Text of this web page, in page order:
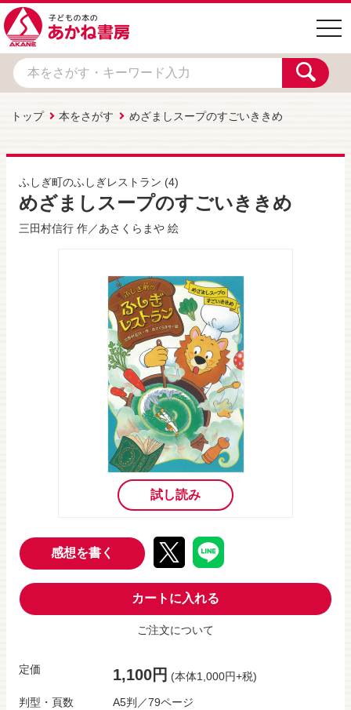
トップ 本をさがす めざましスープのすごいききめ
ふしぎ町のふしぎレストラン (4)
めざましスープのすごいききめ
三田村信行 作／あさくらまや 絵
試し読み
感想を書く
カートに入れる
ご注文について
定価 1,100円 (本体1,000円+税)
判型・頁数
A5判／79ページ